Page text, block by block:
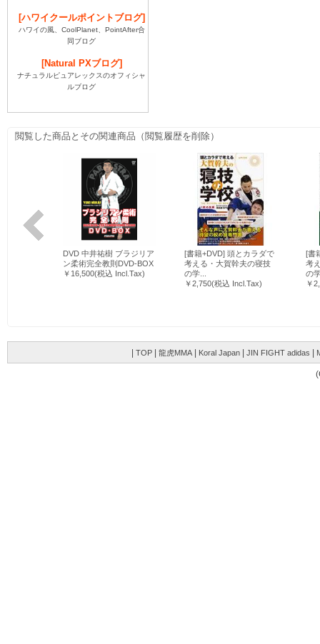
[ハワイクールポイントブログ]
ハワイの風、CoolPlanet、PointAfter合
同ブログ
[Natural PXブログ]
ナチュラルピュアレックスのオフィシャ
ルブログ
| TOP | 龍虎MMA | Koral Japan | JIN FIGHT adidas |